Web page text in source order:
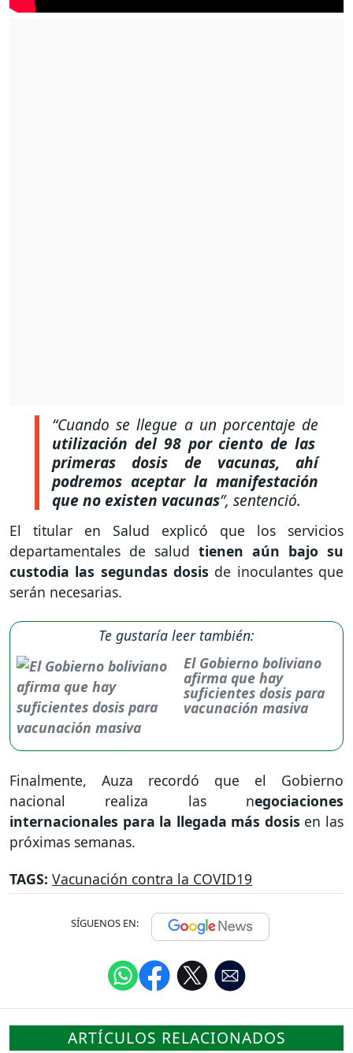
“Cuando se llegue a un porcentaje de
utilización del 98 por ciento de las
primeras dosis de vacunas, ahí
podremos aceptar la manifestación
que no existen vacunas”, sentenció.
El titular en Salud explicó que los servicios
departamentales de salud tienen aún bajo su
custodia las segundas dosis de inoculantes que
serán necesarias.
Te gustaría leer también:
El Gobierno boliviano
afirma que hay
suficientes dosis para
vacunación masiva
Finalmente, Auza recordó que el Gobierno
nacional realiza las negociaciones
internacionales para la llegada más dosis en las
próximas semanas.
TAGS: Vacunación contra la COVID19
SÍGUENOS EN:
ARTÍCULOS RELACIONADOS